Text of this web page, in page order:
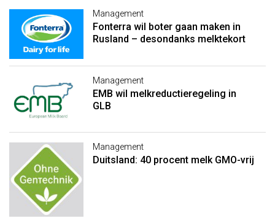
Management
Fonterra wil boter gaan maken in
Rusland – desondanks melktekort
Management
EMB wil melkreductieregeling in
GLB
Management
Duitsland: 40 procent melk GMO-vrij